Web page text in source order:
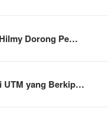
Dorong Pe…
UTM yang Berkip…